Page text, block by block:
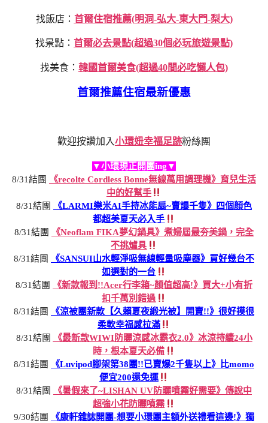
找飯店： 首爾住宿推薦(明洞-弘大-東大門-梨大)
找景點： 首爾必去景點(超過30個必玩旅遊景點)
找美食： 韓國首爾美食(超過40間必吃懶人包)
首爾推薦住宿最新優惠
歡迎按讚加入小環妞幸福足跡粉絲團
▼小環現正開團ing▼
8/31結團
《recolte Cordless Bonne無線萬用調理機》育兒生活
中的好幫手
8/31結團
《LARMI樂米AI手持冰能扇~賣爆千隻》四個顏色
都超美夏天必入手
8/31結團
《Neoflam FIKA夢幻鍋具》煮婦屆最夯美鍋，完全
不挑爐具
8/31結團
《SANSUI山水輕淨吸無線輕量吸塵器》買好幾台不
如選對的一台
8/31結團
《新款報到!!Acer行李箱~顏值超高!》買大+小有折
扣千萬別錯過
8/31結團
《涼被團新款【久賴夏夜緞光被】開賣!!》很好摸很
柔軟幸福感拉滿
8/31結團
《最新款WIWI防曬涼感冰霸衣2.0》冰涼持續24小
時，根本夏天必備
8/31結團
《Luvipod腳架第38團!!已賣爆2千隻以上》比momo
便宜200還免運
8/31結團
《暑假來了~LISHAN UV防曬噴霧好需要》傳說中
超強小花防曬噴霧
9/30結團
《康軒雜誌開團-想要小環團主額外送禮看這邊!》獨